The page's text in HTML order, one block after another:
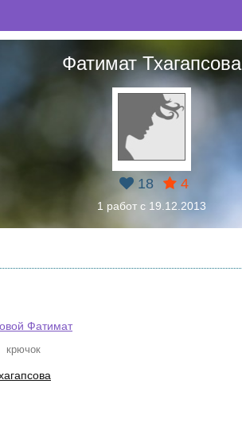
Фатимат Тхагапсова
18 4
1 работ с 19.12.2013
Фатимат
крючок